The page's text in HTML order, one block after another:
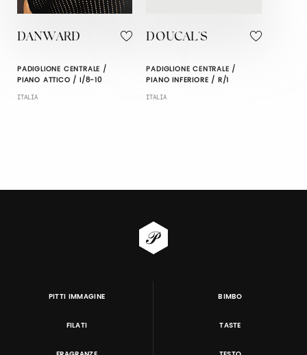
DANWARD
PADIGLIONE CENTRALE /
PIANO ATTICO / I/8-10
ITALIA
DOUCAL'S
PADIGLIONE CENTRALE /
PIANO INFERIORE / R/1
ITALIA
PITTI IMMAGINE BIMBO
FILATI TASTE